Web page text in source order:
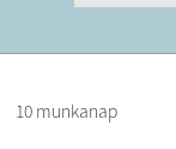
10 munkanap